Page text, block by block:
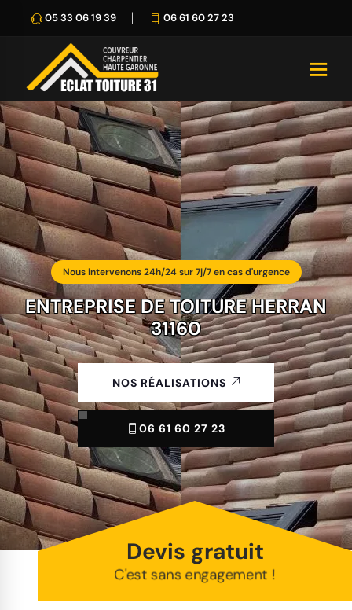
05 33 06 19 39 06 61 60 27 23
Nous intervenons 24h/24 sur 7j/7 en cas d'urgence
ENTREPRISE DE TOITURE HERRAN
31160
NOS RÉALISATIONS
06 61 60 27 23
Devis gratuit
C'est sans engagement !